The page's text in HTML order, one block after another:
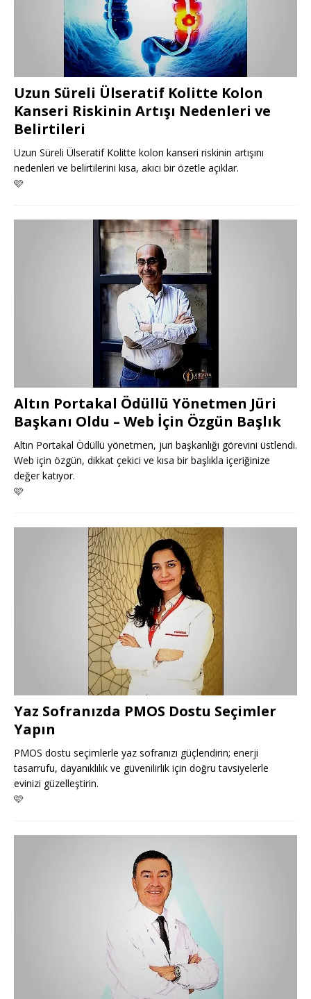
Uzun Süreli Ülseratif Kolitte Kolon
Kanseri Riskinin Artışı Nedenleri ve
Belirtileri
Uzun Süreli Ülseratif Kolitte kolon kanseri riskinin artışını
nedenleri ve belirtilerini kısa, akıcı bir özetle açıklar.
🩷
Altın Portakal Ödüllü Yönetmen Jüri
Başkanı Oldu – Web İçin Özgün Başlık
Altın Portakal Ödüllü yönetmen, juri başkanlığı görevini üstlendi.
Web için özgün, dikkat çekici ve kısa bir başlıkla içeriğinize
değer katıyor.
🩷
Yaz Sofranızda PMOS Dostu Seçimler
Yapın
PMOS dostu seçimlerle yaz sofranızı güçlendirin; enerji
tasarrufu, dayanıklılık ve güvenilirlik için doğru tavsiyelerle
evinizi güzelleştirin.
🩷